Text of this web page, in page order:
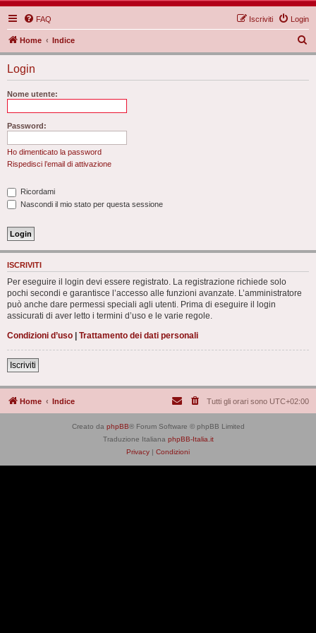
FAQ Login
Iscriviti
Home Indice
e
Login
Nome utente:
Password:
Ho dimenticato la password
Rispedisci l’email di attivazione
Ricordami
Nascondi il mio stato per questa sessione
ISCRIVITI
Per eseguire il login devi essere registrato. La registrazione richiede solo
pochi secondi e garantisce l’accesso alle funzioni avanzate. L’amministratore
può anche dare permessi speciali agli utenti. Prima di eseguire il login
assicurati di aver letto i termini d’uso e le varie regole.
Condizioni d’uso | Trattamento dei dati personali
Iscriviti
Home Indice Tutti gli orari sono UTC+02:00
Creato da phpBB® Forum Software © phpBB Limited
Traduzione Italiana phpBB-Italia.it
Privacy | Condizioni